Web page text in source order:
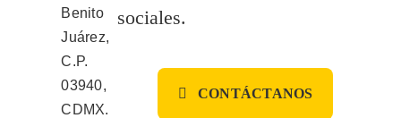
Benito
Juárez,
C.P.
03940,
CDMX.
sociales.
CONTÁCTANOS